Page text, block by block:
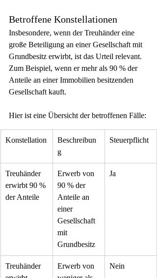
Betroffene Konstellationen
Insbesondere, wenn der Treuhänder eine
große Beteiligung an einer Gesellschaft mit
Grundbesitz erwirbt, ist das Urteil relevant.
Zum Beispiel, wenn er mehr als 90 % der
Anteile an einer Immobilien besitzenden
Gesellschaft kauft.
Hier ist eine Übersicht der betroffenen Fälle:
Konstellation
Beschreibun
g
Steuerpflicht
Treuhänder
erwirbt 90 %
der Anteile
Erwerb von
90 % der
Anteile an
einer
Gesellschaft
mit
Grundbesitz
Ja
Treuhänder
Erwerb von
Nein